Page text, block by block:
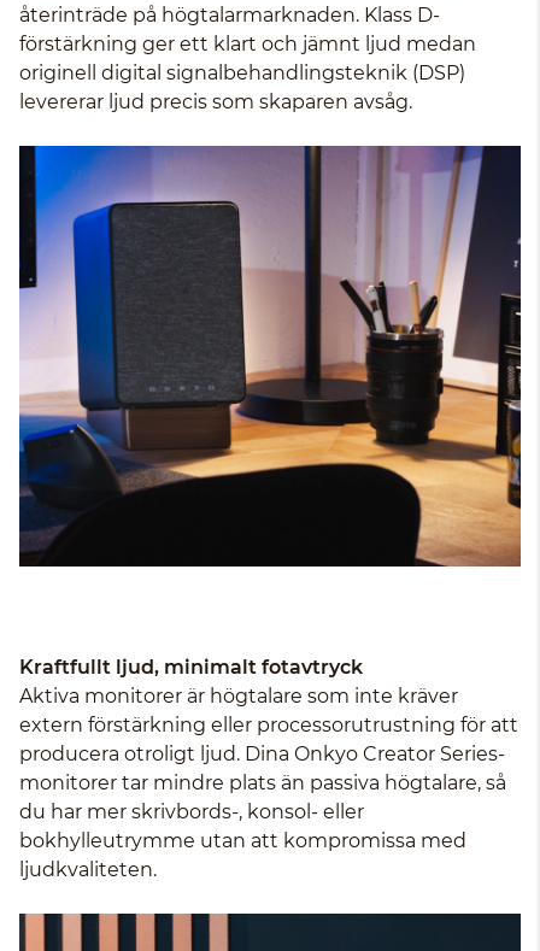
återinträde på högtalarmarknaden. Klass D-
förstärkning ger ett klart och jämnt ljud medan
originell digital signalbehandlingsteknik (DSP)
levererar ljud precis som skaparen avsåg.
Kraftfullt ljud, minimalt fotavtryck
Aktiva monitorer är högtalare som inte kräver
extern förstärkning eller processorutrustning för att
producera otroligt ljud. Dina Onkyo Creator Series-
monitorer tar mindre plats än passiva högtalare, så
du har mer skrivbords-, konsol- eller
bokhylleutrymme utan att kompromissa med
ljudkvaliteten.